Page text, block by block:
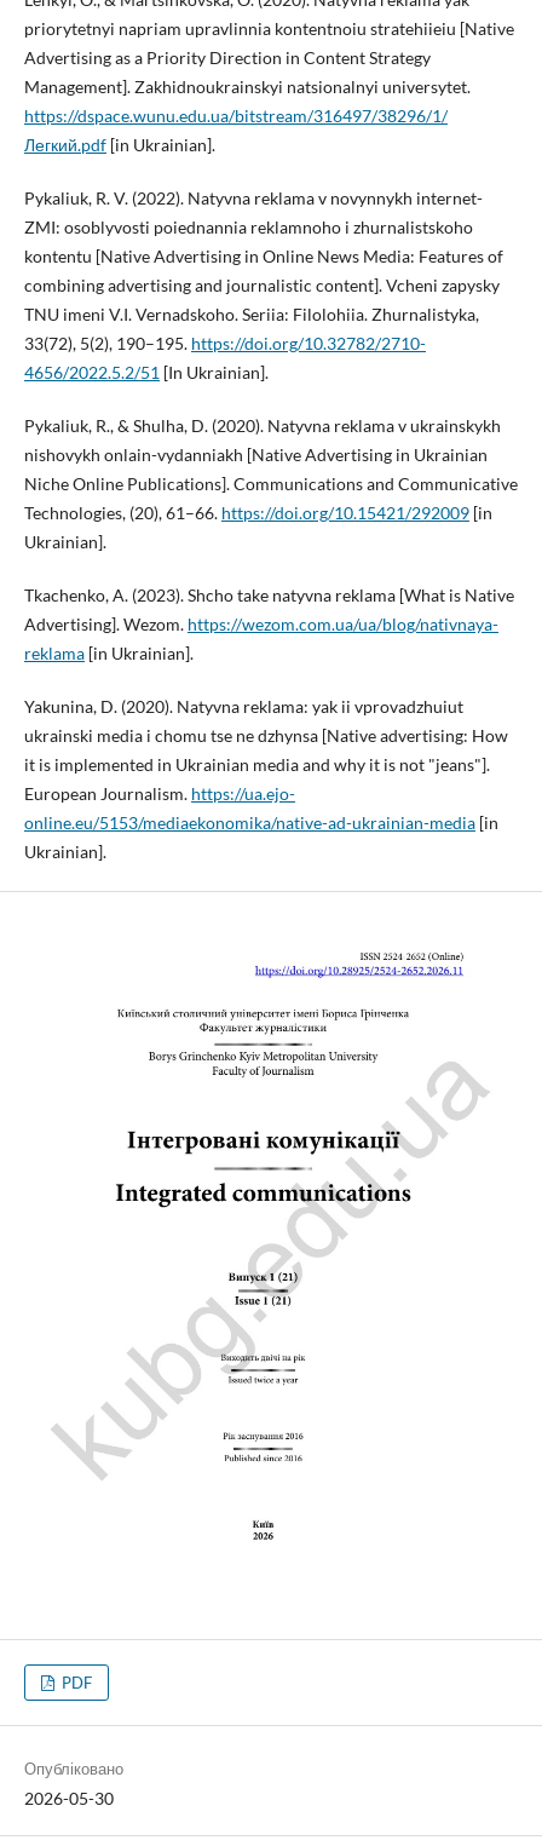
priorytetnyi napriam upravlinnia kontentnoiu stratehiieiu [Native
Advertising as a Priority Direction in Content Strategy
Management]. Zakhidnoukrainskyi natsionalnyi universytet.
https://dspace.wunu.edu.ua/bitstream/316497/38296/1/
Легкий.pdf[in Ukrainian].
Pykaliuk, R. V. (2022). Natyvna reklama v novynnykh internet-
ZMI: osoblyvosti poiednannia reklamnoho i zhurnalistskoho
kontentu [Native Advertising in Online News Media: Features of
combining advertising and journalistic content]. Vcheni zapysky
TNU imeni V.I. Vernadskoho. Seriia: Filolohiia. Zhurnalistyka,
33(72), 5(2), 190–195. https://doi.org/10.32782/2710-
4656/2022.5.2/51 [In Ukrainian].
Pykaliuk, R., & Shulha, D. (2020). Natyvna reklama v ukrainskykh
nishovykh onlain-vydanniakh [Native Advertising in Ukrainian
Niche Online Publications]. Communications and Communicative
Technologies, (20), 61–66. https://doi.org/10.15421/292009[in
Ukrainian].
Tkachenko, A. (2023). Shcho take natyvna reklama [What is Native
Advertising]. Wezom. https://wezom.com.ua/ua/blog/nativnaya-
reklama[in Ukrainian].
Yakunina, D. (2020). Natyvna reklama: yak ii vprovadzhuiut
ukrainski media i chomu tse ne dzhynsa [Native advertising: How
it is implemented in Ukrainian media and why it is not "jeans"].
European Journalism. https://ua.ejo-
online.eu/5153/mediaekonomika/native-ad-ukrainian-media[in
Ukrainian].
PDF
Опубліковано
2026-05-30